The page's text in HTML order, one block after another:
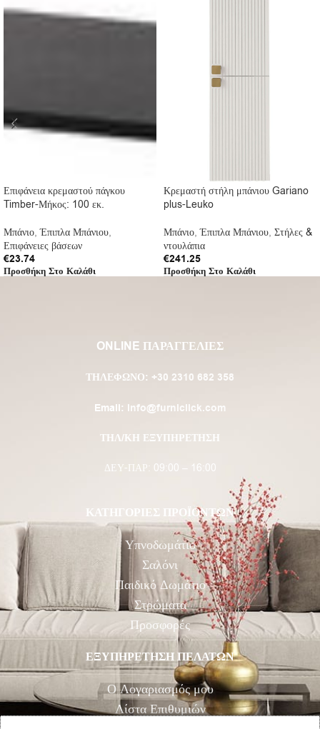
Επιφάνεια κρεμαστού πάγκου
Timber-Μήκος: 100 εκ.
Μπάνιο, Έπιπλα Μπάνιου,
Επιφάνειες βάσεων
€23.74
Προσθήκη Στο Καλάθι
Κρεμαστή στήλη μπάνιου Gariano
plus-Leuko
Μπάνιο, Έπιπλα Μπάνιου, Στήλες &
ντουλάπια
€241.25
Προσθήκη Στο Καλάθι
ONLINE ΠΑΡΑΓΓΕΛΙΕΣ
ΤΗΛΈΦΩΝΟ: +30 2310 682 358
Email: info@furniclick.com
ΤΗΛ/ΚΗ ΕΞΥΠΗΡΕΤΗΣΗ
ΔΕΥ-ΠΑΡ: 09:00 – 16:00
ΚΑΤΗΓΟΡΙΕΣ ΠΡΟΪΟΝΤΩΝ
Υπνοδωμάτιο
Σαλόνι
Παιδικό Δωμάτιο
Στρώματα
Προσφορές
ΕΞΥΠΗΡΕΤΗΣΗ ΠΕΛΑΤΩΝ
Ο Λογαριασμός μου
Λίστα Επιθυμιών